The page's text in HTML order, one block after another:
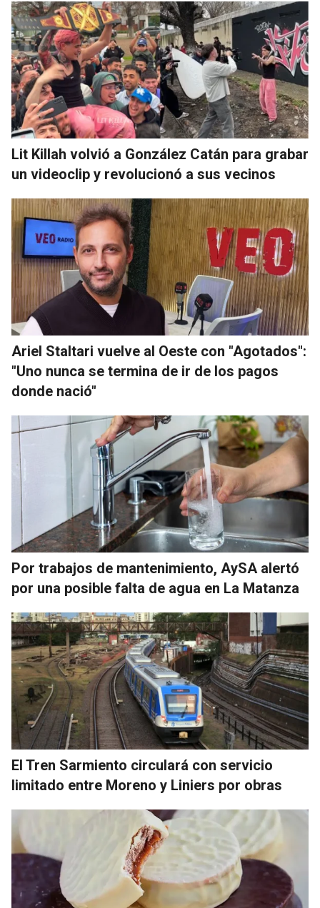
Lit Killah volvió a González Catán para grabar
un videoclip y revolucionó a sus vecinos
Ariel Staltari vuelve al Oeste con "Agotados":
"Uno nunca se termina de ir de los pagos
donde nació"
Por trabajos de mantenimiento, AySA alertó
por una posible falta de agua en La Matanza
El Tren Sarmiento circulará con servicio
limitado entre Moreno y Liniers por obras